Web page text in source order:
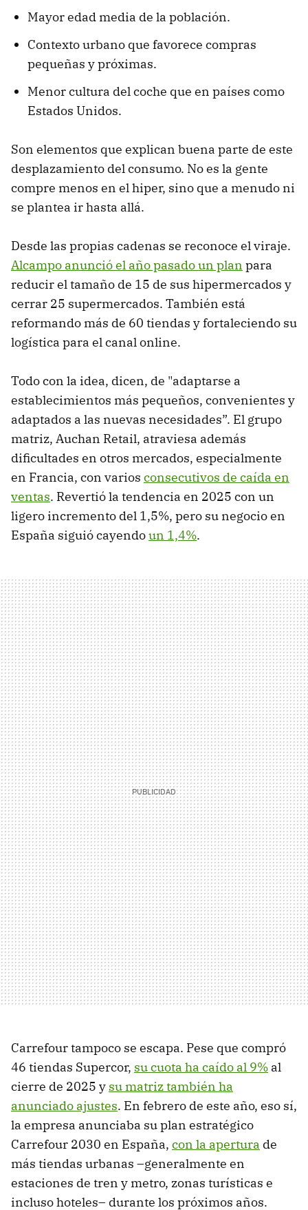
Mayor edad media de la población.
Contexto urbano que favorece compras
pequeñas y próximas.
Menor cultura del coche que en países como
Estados Unidos.
Son elementos que explican buena parte de este
desplazamiento del consumo. No es la gente
compre menos en el hiper, sino que a menudo ni
se plantea ir hasta allá.
Desde las propias cadenas se reconoce el viraje.
Alcampo anunció el año pasado un plan para
reducir el tamaño de 15 de sus hipermercados y
cerrar 25 supermercados. También está
reformando más de 60 tiendas y fortaleciendo su
logística para el canal online.
Todo con la idea, dicen, de "adaptarse a
establecimientos más pequeños, convenientes y
adaptados a las nuevas necesidades”. El grupo
matriz, Auchan Retail, atraviesa además
dificultades en otros mercados, especialmente
en Francia, con varios consecutivos de caída en
ventas. Revertió la tendencia en 2025 con un
ligero incremento del 1,5%, pero su negocio en
España siguió cayendoun 1,4%.
Carrefour tampoco se escapa. Pese que compró
46 tiendas Supercor, su cuota ha caído al 9% al
cierre de 2025 y su matriz también ha
anunciado ajustes. En febrero de este año, eso sí,
la empresa anunciaba su plan estratégico
Carrefour 2030 en España, con la apertura de
más tiendas urbanas –generalmente en
estaciones de tren y metro, zonas turísticas e
incluso hoteles– durante los próximos años.